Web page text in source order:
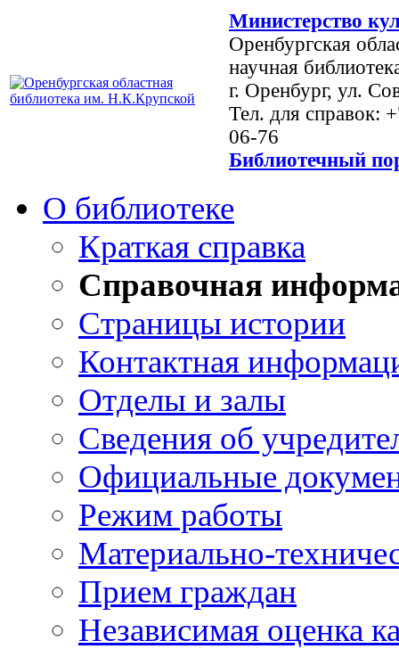
Министерство
Оренбургская
научная
г. Оренбург, ул.
Тел. для справок:
06-76
Библиотечный
О библиотеке
Краткая справка
Справочная
Страницы истории
Контактная
Отделы и залы
Сведения об
Официальные
Режим работы
Материально-
Прием граждан
Независимая оценка